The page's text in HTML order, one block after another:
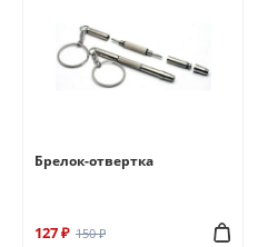
Брелок-отвертка
127 ₽ 150 ₽